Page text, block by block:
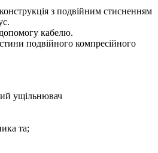
з подвійним стисненням
кабелю.
подвійного компресійного
ущільнювач
та;